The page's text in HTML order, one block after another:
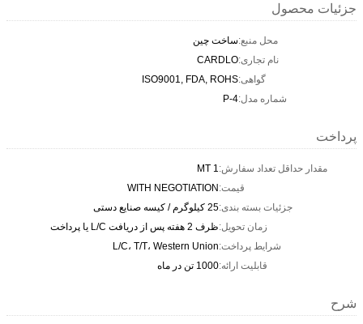
جزئیات محصول
محل منبع:ساخت چین
نام تجاری:CARDLO
گواهی:ISO9001, FDA, ROHS
شماره مدل:P-4
پرداخت
مقدار حداقل تعداد سفارش:1 MT
قیمت:WITH NEGOTIATION
جزئیات بسته بندی:25 کیلوگرم / کیسه صنایع دستی
زمان تحویل:ظرف 2 هفته پس از دریافت L/C یا پرداخت
شرایط پرداخت:L/C، T/T، Western Union
قابلیت ارائه:1000 تن در ماه
شرح